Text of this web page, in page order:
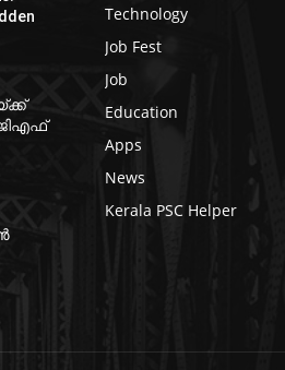
Technology
Job Fest
Job
Education
Apps
News
Kerala PSC Helper